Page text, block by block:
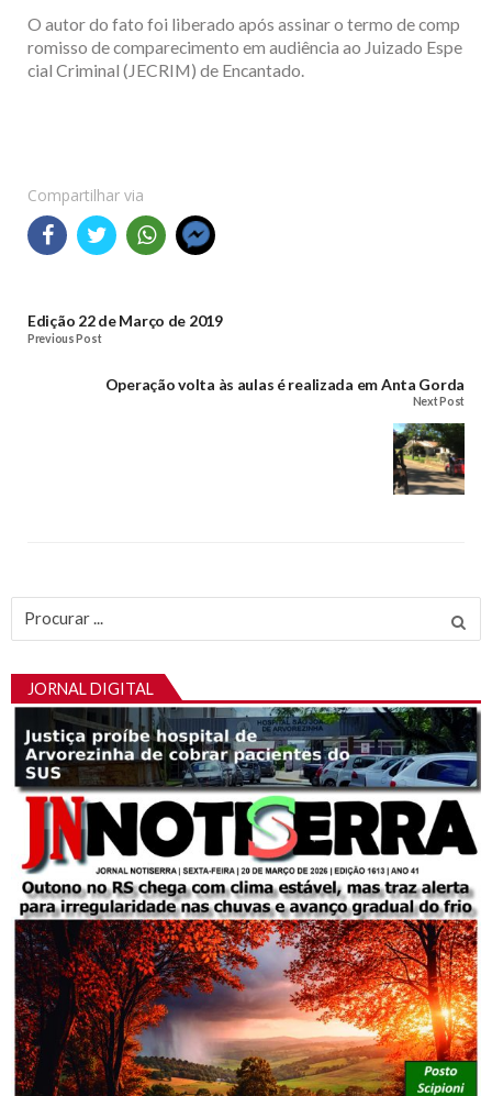
O autor do fato foi liberado após assinar o termo de comp
romisso de comparecimento em audiência ao Juizado Espe
cial Criminal (JECRIM) de Encantado.
Compartilhar via
Edição 22 de Março de 2019
Previous Post
Operação volta às aulas é realizada em Anta Gorda
Next Post
Procurar
JORNAL DIGITAL